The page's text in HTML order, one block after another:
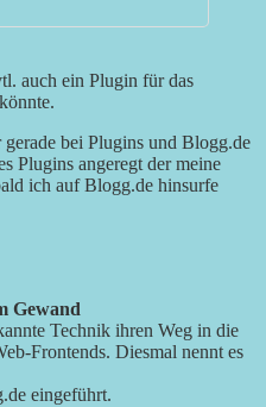
auch ein Plugin für das
bei Plugins und Blogg.de
Plugins angeregt der meine
ich auf Blogg.de hinsurfe
Gewand
Technik ihren Weg in die
Frontends. Diesmal nennt es
eingeführt.